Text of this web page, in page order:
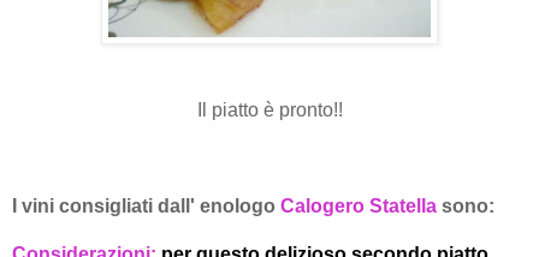
Il piatto è pronto!!
I vini consigliati dall' enologo Calogero Statella sono: